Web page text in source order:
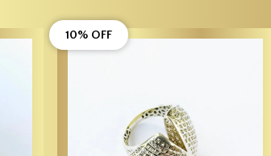
10% OFF